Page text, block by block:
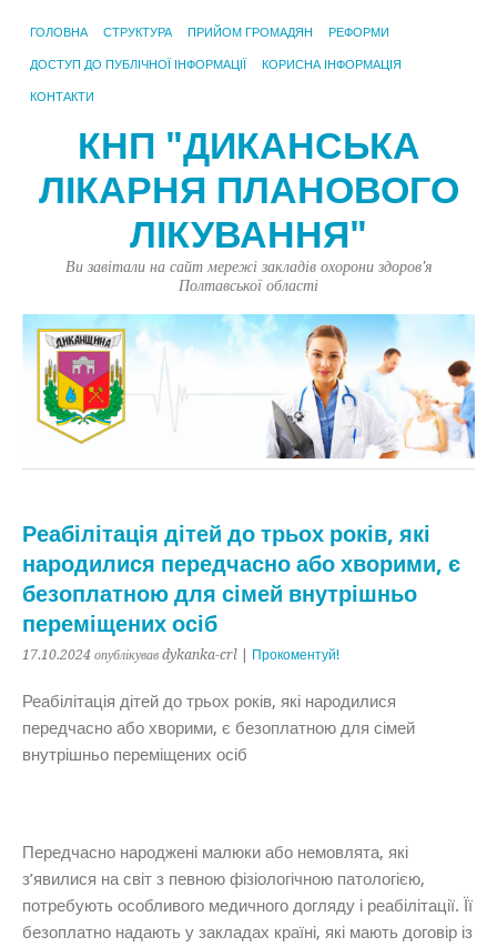
ГОЛОВНА СТРУКТУРА ПРИЙОМ ГРОМАДЯН РЕФОРМИ
ДОСТУП ДО ПУБЛІЧНОЇ ІНФОРМАЦІЇ КОРИСНА ІНФОРМАЦІЯ
КОНТАКТИ
КНП "ДИКАНСЬКА
ЛІКАРНЯ ПЛАНОВОГО
ЛІКУВАННЯ"
Ви завітали на сайт мережі закладів охорони здоров'я
Полтавської області
Реабілітація дітей до трьох років, які
народилися передчасно або хворими, є
безоплатною для сімей внутрішньо
переміщених осіб
17.10.2024 опублікував dykanka-crl Прокоментуй!
Реабілітація дітей до трьох років, які народилися
передчасно або хворими, є безоплатною для сімей
внутрішньо переміщених осіб
Передчасно народжені малюки або немовлята, які
з’явилися на світ з певною фізіологічною патологією,
потребують особливого медичного догляду і реабілітації. Її
безоплатно надають у закладах країні, які мають договір із